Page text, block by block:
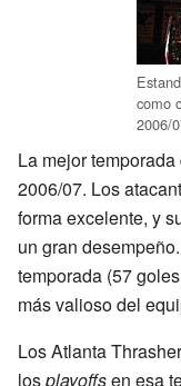
como
2006/
La mejor
2006/07. Los
forma excelente, y
un gran
temporada (57
más valioso del
Los Atlanta
losplayoffsen esa